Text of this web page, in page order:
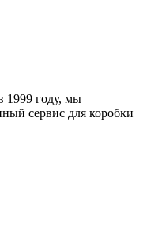
1999 году, мы
сервис для коробки